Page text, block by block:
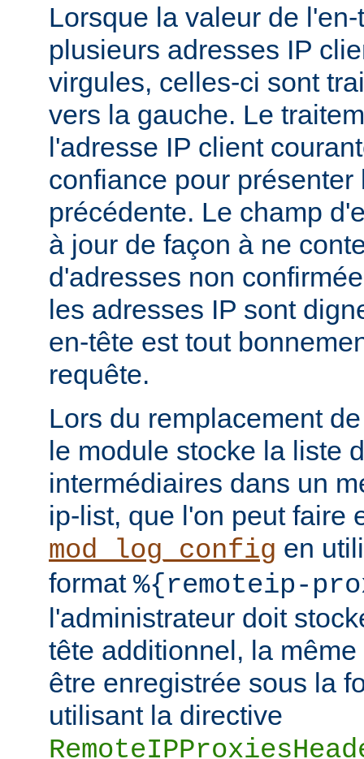
Lorsque la valeur de
plusieurs adresses IP
virgules, celles-ci sont
vers la gauche. Le
l'adresse IP client
confiance pour présenter
précédente. Le champ
à jour de façon à ne
d'adresses non
les adresses IP sont
en-tête est tout
requête.
Lors du remplacement
le module stocke la liste
intermédiaires dans un
ip-list, que l'on peut faire
mod_log_config en
format %{remoteip-
l'administrateur doit
tête additionnel, la
être enregistrée sous la
utilisant la directive